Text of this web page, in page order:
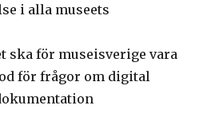
i alla museets
ska för museisverige vara
för frågor om digital